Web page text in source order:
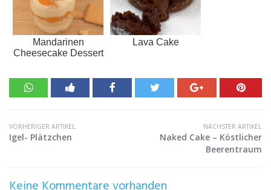
Mandarinen
Cheesecake Dessert
Lava Cake
VORHERIGER ARTIKEL
Igel- Plätzchen
NÄCHSTER ARTIKEL
Naked Cake – Köstlicher
Beerentraum
Keine Kommentare vorhanden